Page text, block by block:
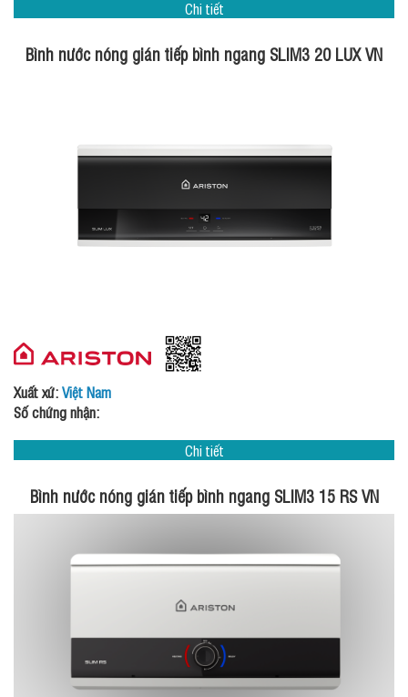
Chi tiết
Bình nước nóng gián tiếp bình ngang SLIM3 20 LUX VN
Xuất xứ:Việt Nam
Số chứng nhận:
Chi tiết
Bình nước nóng gián tiếp bình ngang SLIM3 15 RS VN